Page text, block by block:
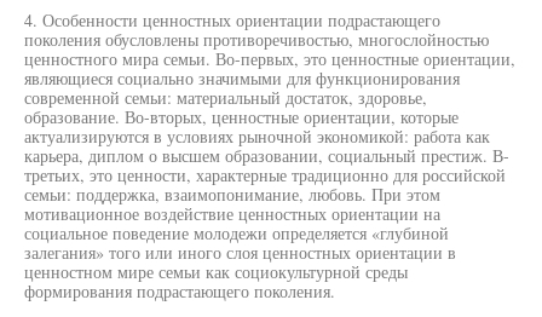
4. Особенности ценностных ориентации подрастающего
поколения обусловлены противоречивостью, многослойностью
ценностного мира семьи. Во-первых, это ценностные ориентации,
являющиеся социально значимыми для функционирования
современной семьи: материальный достаток, здоровье,
образование. Во-вторых, ценностные ориентации, которые
актуализируются в условиях рыночной экономикой: работа как
карьера, диплом о высшем образовании, социальный престиж. В-
третьих, это ценности, характерные традиционно для российской
семьи: поддержка, взаимопонимание, любовь. При этом
мотивационное воздействие ценностных ориентации на
социальное поведение молодежи определяется «глубиной
залегания» того или иного слоя ценностных ориентации в
ценностном мире семьи как социокультурной среды
формирования подрастающего поколения.